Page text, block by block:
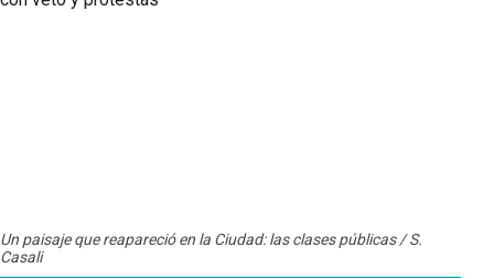
Un paisaje que reapareció en la Ciudad: las clases públicas / S.
Casali